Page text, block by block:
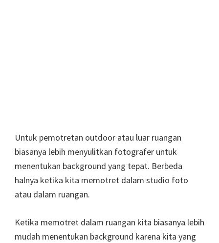
Untuk pemotretan outdoor atau luar ruangan
biasanya lebih menyulitkan fotografer untuk
menentukan background yang tepat. Berbeda
halnya ketika kita memotret dalam studio foto
atau dalam ruangan.
Ketika memotret dalam ruangan kita biasanya lebih
mudah menentukan background karena kita yang